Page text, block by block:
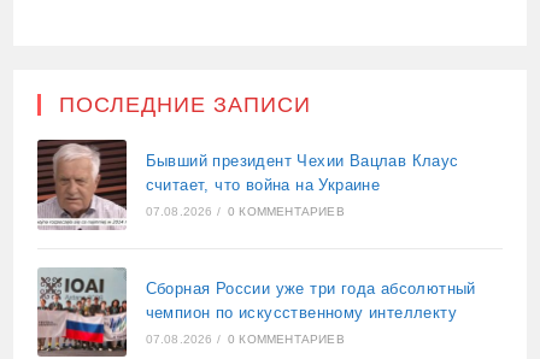
ПОСЛЕДНИЕ ЗАПИСИ
Бывший президент Чехии Вацлав Клаус
считает, что война на Украине
07.08.2026 / 0 КОММЕНТАРИЕВ
Сборная России уже три года абсолютный
чемпион по искусственному интеллекту
07.08.2026 / 0 КОММЕНТАРИЕВ